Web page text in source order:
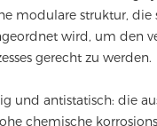
modulare struktur, die
wird, um den
gerecht zu werden.
und antistatisch: die
chemische